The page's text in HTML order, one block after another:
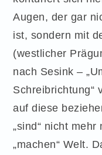
Augen, der gar
ist, sondern mit
(westlicher
nach Sesink –
Schreibrichtung“
auf diese
„sind“ nicht
„machen“ Welt.